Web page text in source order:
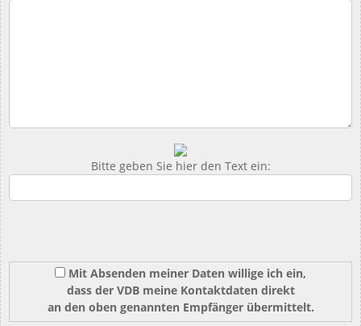
Bitte geben Sie hier den Text ein:
Mit Absenden meiner Daten willige ich ein,
dass der VDB meine Kontaktdaten direkt
an den oben genannten Empfänger übermittelt.